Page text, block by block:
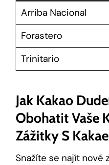
Arriba⁢ Nacional
Forastero
Trinitario
Jak Kakao⁢
Obohatit Vaše
Zážitky⁣ S
Snažíte se najít nové